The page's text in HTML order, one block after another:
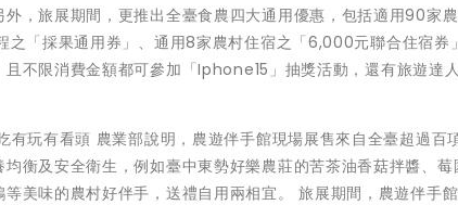
外，旅展期間，更推出全臺食農四大通用優惠，包括適用90家
之「採果通用券」、通用8家農村住宿之「6,000元聯合住宿
且不限消費金額都可參加「Iphone15」抽獎活動，還有旅遊達
有玩有看頭 農業部說明，農遊伴手館現場展售來自全臺超過百
均衡及安全衛生，例如臺中東勢好樂農莊的苦茶油香菇拌醬、
等美味的農村好伴手，送禮自用兩相宜。 旅展期間，農遊伴手